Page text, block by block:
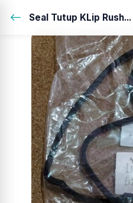
Seal Tutup KLip Rush...